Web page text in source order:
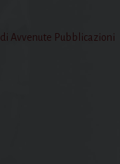
Avvenute Pubblicazioni